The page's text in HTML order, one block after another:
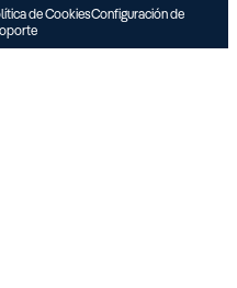
de CookiesConfiguración de